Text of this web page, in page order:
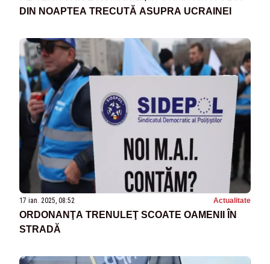
DIN NOAPTEA TRECUTĂ ASUPRA UCRAINEI
17 ian. 2025, 08:52 Actualitate
ORDONANŢA TRENULEŢ SCOATE OAMENII ÎN
STRADĂ